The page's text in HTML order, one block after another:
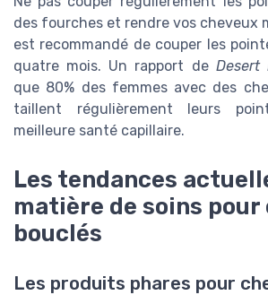
des fourches et rendre vos cheveux
est recommandé de couper les
quatre mois. Un rapport de Desert
que 80% des femmes avec des
taillent régulièrement leurs
meilleure santé capillaire.
Les tendances
matière de soins pour
bouclés
Les produits phares pour